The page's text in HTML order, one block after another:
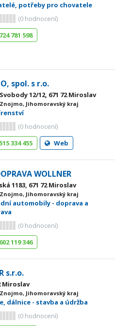
potřeby pro chovatele
(0 hodnocení)
781 598
spol. s r.o.
12/12, 671 72 Miroslav
Jihomoravský kraj
(0 hodnocení)
334 455
Web
WOLLNER
1183, 671 72 Miroslav
Jihomoravský kraj
automobily - doprava a
(0 hodnocení)
119 346
s.r.o.
Miroslav
Jihomoravský kraj
dálnice - stavba a údržba
(0 hodnocení)